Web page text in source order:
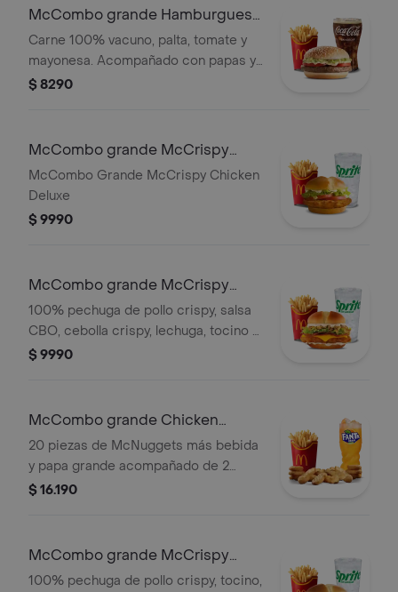
McCombo grande Hamburguesa
Italiana
Carne 100% vacuno, palta, tomate y
mayonesa. Acompañado con papas y
bebida grande a elección.
$ 8290
McCombo grande McCrispy
Deluxe
McCombo Grande McCrispy Chicken
Deluxe
$ 9990
McCombo grande McCrispy
Legend
100% pechuga de pollo crispy, salsa
CBO, cebolla crispy, lechuga, tocino y
queso cheddar en pan de papa.
$ 9990
McCombo grande Chicken
McNuggets x20
20 piezas de McNuggets más bebida
y papa grande acompañado de 2
salsa barbacoa
$ 16.190
McCombo grande McCrispy
Fillet Smokey BBQ
100% pechuga de pollo crispy, tocino,